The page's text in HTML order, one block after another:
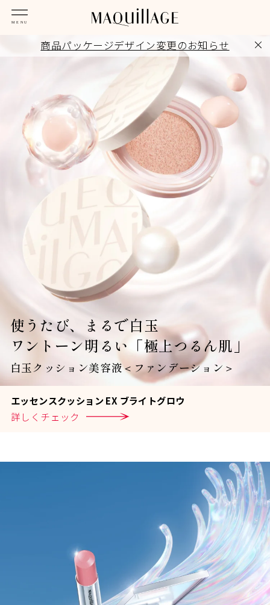
使うたび、まるで白玉
ワントーン明るい「極上つるん肌」
白玉クッション美容液＜ファンデーション＞
エッセンスクッショ ンEX ブライ トグロウ
詳 し く チ ェ ッ ク
商品パッケージデザイン変更のお知らせ